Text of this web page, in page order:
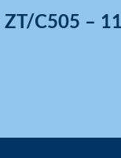
C505 –